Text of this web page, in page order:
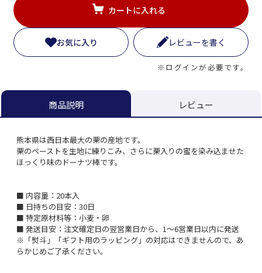
カートに入れる
お気に入り レビューを書く
※ログインが必要です。
商品説明 レビュー
熊本県は西日本最大の栗の産地です。
栗のペーストを生地に練りこみ、さらに栗入りの蜜を染み込ませた
ほっくり味のドーナツ棒です。
■ 内容量：20本入
■ 日持ちの目安：30日
■ 特定原材料等：小麦・卵
■ 発送目安：注文確定日の翌営業日から、1～6営業日以内に発送
※「熨斗」「ギフト用のラッピング」の対応はできませんので、あ
らかじめご了承ください。